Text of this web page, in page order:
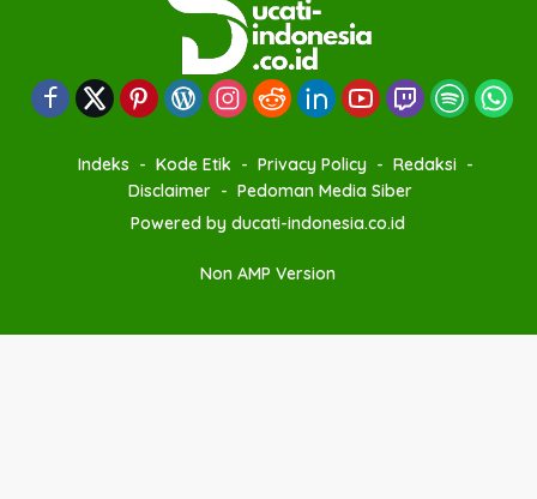
Indeks Kode Etik Privacy Policy
Redaksi
Disclaimer
Pedoman Media Siber
Powered by ducati-indonesia.co.id
Non AMP Version